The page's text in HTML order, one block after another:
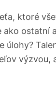
ktoré
ako ostatní
úlohy?
výzvou,